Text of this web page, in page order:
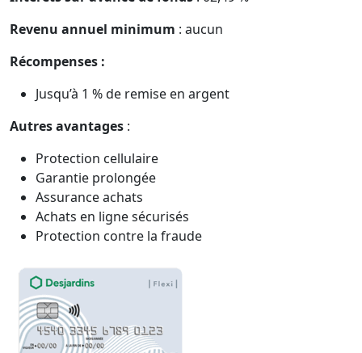
Revenu annuel minimum : aucun
Récompenses :
Jusqu’à 1 % de remise en argent
Autres avantages :
Protection cellulaire
Garantie prolongée
Assurance achats
Achats en ligne sécurisés
Protection contre la fraude